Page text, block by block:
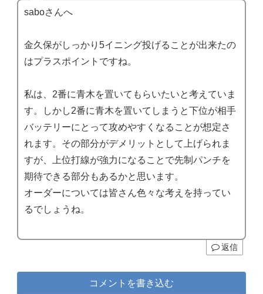
saboさんへ
金久保がしっかり5イニング投げることが出来たの
はプラスポイントですね。
私は、2番に青木を置いてもらいたいと考えていま
す。しかし2番に青木を置いてしまうと下位が相手
バッテリーにとって攻めやすくなることが想定さ
れます。その部分がデメリットとして上げられま
すが、上位打線が強力になることで先制パンチを
期待できる部分もあるかと思います。
オーダーについては皆さん色々な考えを持ってい
るでしょうね。
返信
コメントを書き込む